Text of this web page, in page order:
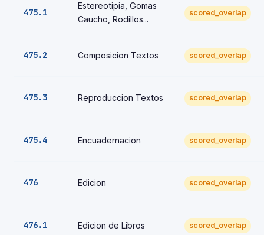
475.1
Estereotipia, Gomas
Caucho, Rodillos...
scored_overlap
475.2 Composicion Textos scored_overlap
475.3 Reproduccion Textos scored_overlap
475.4 Encuadernacion scored_overlap
476 Edicion scored_overlap
476.1 Edicion de Libros scored_overlap